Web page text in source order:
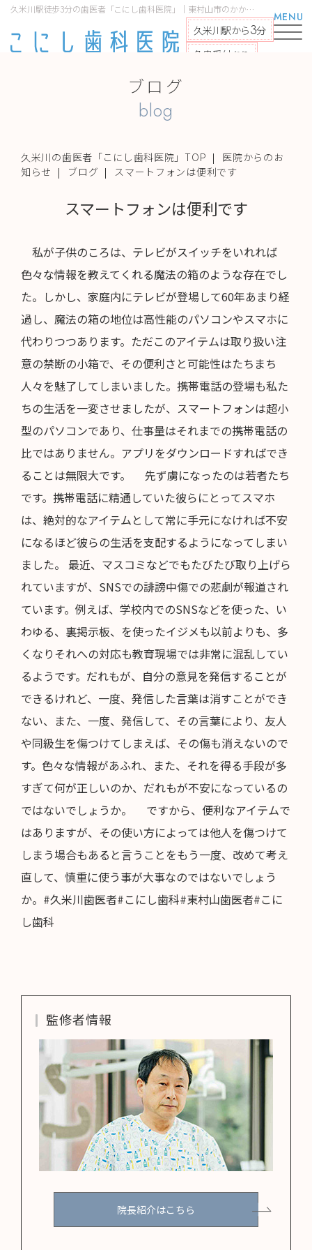
久米川駅徒歩3分の歯医者「こにし歯科医院」｜東村山市のかかりつけ医｜スマートフォンは便利です
久米川駅から3分
急患受付あり
MENU
ブログ
blog
久米川の歯医者「こにし歯科医院」TOP
医院からのお
知らせ
ブログ スマートフォンは便利です
スマートフォンは便利です
私が子供のころは、テレビがスイッチをいれれば
色々な情報を教えてくれる魔法の箱のような存在でし
た。しかし、家庭内にテレビが登場して60年あまり経
過し、魔法の箱の地位は高性能のパソコンやスマホに
代わりつつあります。ただこのアイテムは取り扱い注
意の禁断の小箱で、その便利さと可能性はたちまち
人々を魅了してしまいました。携帯電話の登場も私た
ちの生活を一変させましたが、スマートフォンは超小
型のパソコンであり、仕事量はそれまでの携帯電話の
比ではありません。アプリをダウンロードすればでき
ることは無限大です。 先ず虜になったのは若者たち
です。携帯電話に精通していた彼らにとってスマホ
は、絶対的なアイテムとして常に手元になければ不安
になるほど彼らの生活を支配するようになってしまい
ました。 最近、マスコミなどでもたびたび取り上げら
れていますが、SNSでの誹謗中傷での悲劇が報道され
ています。例えば、学校内でのSNSなどを使った、い
わゆる、裏掲示板、を使ったイジメも以前よりも、多
くなりそれへの対応も教育現場では非常に混乱してい
るようです。だれもが、自分の意見を発信することが
できるけれど、一度、発信した言葉は消すことができ
ない、また、一度、発信して、その言葉により、友人
や同級生を傷つけてしまえば、その傷も消えないので
す。色々な情報があふれ、また、それを得る手段が多
すぎて何が正しいのか、だれもが不安になっているの
ではないでしょうか。 ですから、便利なアイテムで
はありますが、その使い方によっては他人を傷つけて
しまう場合もあると言うことをもう一度、改めて考え
直して、慎重に使う事が大事なのではないでしょう
か。#久米川歯医者#こにし歯科#東村山歯医者#こに
し歯科
監修者情報
院長紹介はこちら